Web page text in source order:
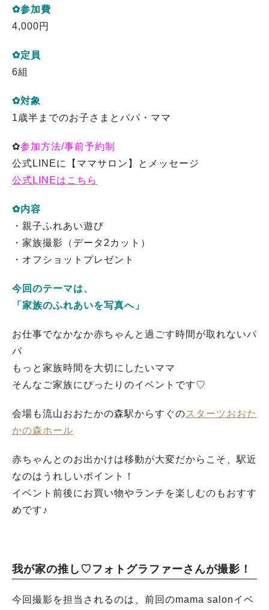
✿参加費
4,000円
✿定員
6組
✿対象
1歳半までのお子さまとパパ・ママ
✿参加方法/事前予約制
公式LINEに【ママサロン】とメッセージ
公式LINEはこちら
✿内容
・親子ふれあい遊び
・家族撮影（データ2カット）
・オフショットプレゼント
今回のテーマは、
「家族のふれあいを写真へ」
お仕事でなかなか赤ちゃんと過ごす時間が取れないパ
パ
もっと家族時間を大切にしたいママ
そんなご家族にぴったりのイベントです♡
会場も流山おおたかの森駅からすぐのスターツおおた
かの森ホール
赤ちゃんとのお出かけは移動が大変だからこそ、駅近
なのはうれしいポイント！
イベント前後にお買い物やランチを楽しむのもおすす
めです♪
我が家の推し♡フォトグラファーさんが撮影！
今回撮影を担当されるのは、前回のmama salonイベ